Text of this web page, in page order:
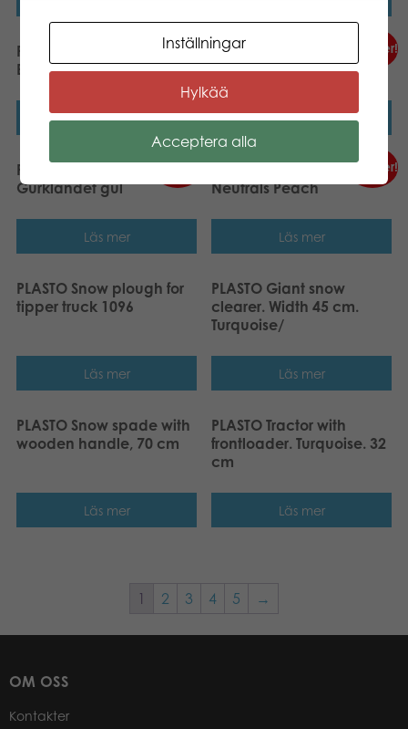
Nyheter!
PLASTO Sand Set
Bioplastic I´m Green
Läs mer
Nyheter!
PLASTO Tipper Truck with
plough Soft Neutrals
Läs mer
Nyheter!
Plasto Måndjur från
Gurklandet gul
Läs mer
Nyheter!
Neutrals Peach
Läs mer
PLASTO Snow plough for
tipper truck 1096
Läs mer
PLASTO Giant snow
clearer. Width 45 cm.
Turquoise/
Läs mer
PLASTO Snow spade with
wooden handle, 70 cm
Läs mer
PLASTO Tractor with
frontloader. Turquoise. 32
cm
Läs mer
1 2 3 4 5 →
OM OSS
Kontakter
Inställningar
Hylkää
Acceptera alla